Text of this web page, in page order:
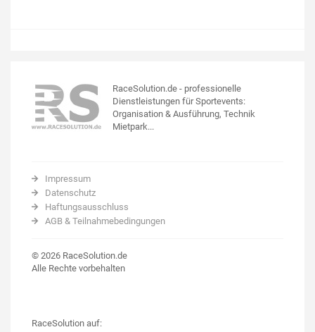
RaceSolution.de - professionelle
Dienstleistungen für Sportevents:
Organisation & Ausführung, Technik
Mietpark...
Impressum
Datenschutz
Haftungsausschluss
AGB & Teilnahmebedingungen
© 2026 RaceSolution.de
Alle Rechte vorbehalten
RaceSolution auf: